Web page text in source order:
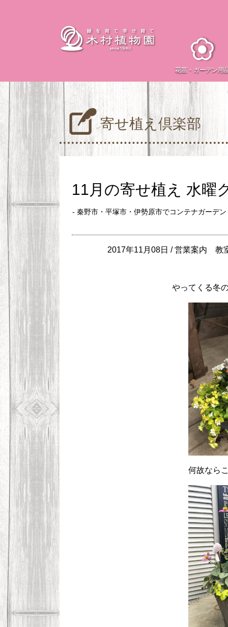
花苗・ ガーデン用
寄せ植え倶楽部
11月の寄せ植え 水曜
- 秦野市・平塚市・伊勢原市でコンテナガーデ
2017年11月08日 /営業案内 教
やってくる冬
何故なら